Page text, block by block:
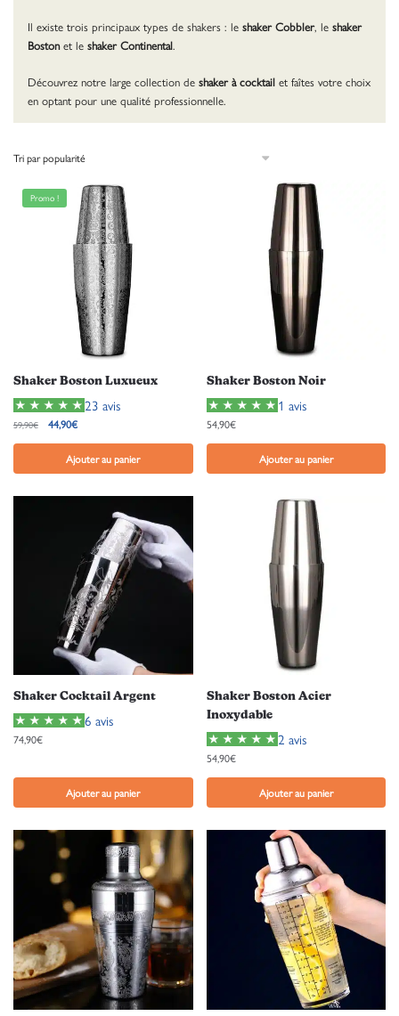
Il existe trois principaux types de shakers : le shaker Cobbler, le shaker
Bostonet le shaker Continental.
Découvrez notre large collection de shaker à cocktailet faîtes votre choix
en optant pour une qualité professionnelle.
Promo !
Shaker Boston Luxueux
23 avis
59,90€ 44,90€
Ajouter au panier
Shaker Boston Noir
1 avis
54,90€
Ajouter au panier
Shaker Cocktail Argent
6 avis
74,90€
Ajouter au panier
Shaker Boston Acier
Inoxydable
2 avis
54,90€
Ajouter au panier